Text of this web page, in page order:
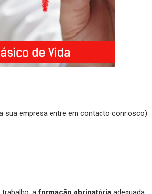
sua empresa entre em contacto connosco)
trabalho, aformação obrigatória adequada